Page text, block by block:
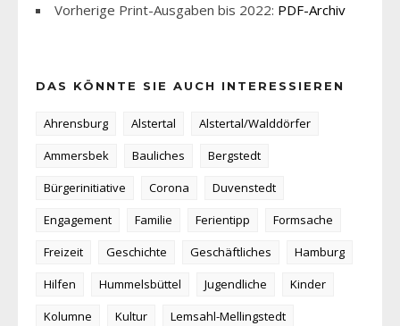
Vorherige Print-Ausgaben bis 2022: PDF-Archiv
DAS KÖNNTE SIE AUCH INTERESSIEREN
Ahrensburg Alstertal
Alstertal/Walddörfer
Ammersbek
Bauliches
Bergstedt
Bürgerinitiative
Corona
Duvenstedt
Engagement
Familie Ferientipp
Formsache
Freizeit
Geschichte Geschäftliches
Hamburg
Hilfen
Hummelsbüttel Jugendliche
Kinder
Kolumne
Kultur
Lemsahl-Mellingstedt